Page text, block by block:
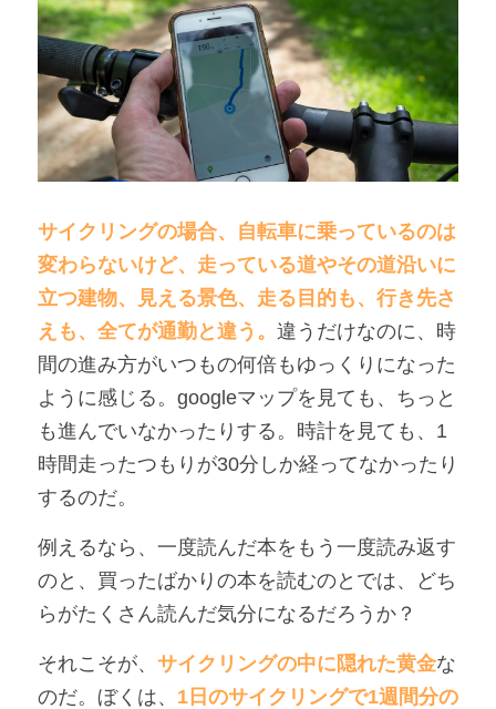
サイクリングの場合、自転車に乗っているのは
変わらないけど、走っている道やその道沿いに
立つ建物、見える景色、走る目的も、行き先さ
えも、全てが通勤と違う。 違うだけなのに、時
間の進み方がいつもの何倍もゆっくりになった
ように感じる。googleマップを見ても、ちっと
も進んでいなかったりする。時計を見ても、1
時間走ったつもりが30分しか経ってなかったり
するのだ。
例えるなら、一度読んだ本をもう一度読み返す
のと、買ったばかりの本を読むのとでは、どち
らがたくさん読んだ気分になるだろうか？
それこそが、 サイクリングの中に隠れた黄金な
のだ。ぼくは、 1日のサイクリングで1週間分の